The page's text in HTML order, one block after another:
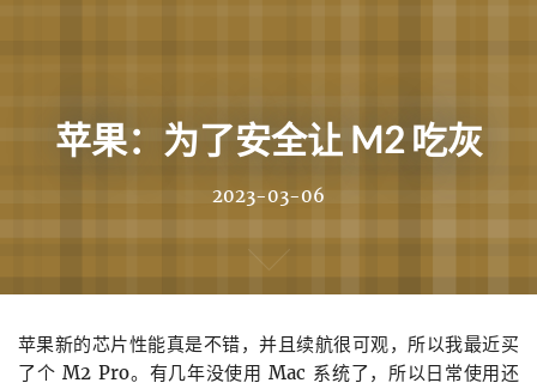
Archives
Ideas
Projects
About
苹果：为了安全让 M2 吃灰
2023-03-06
苹果新的芯片性能真是不错，并且续航很可观，所以我最近买
了个 M2 Pro。有几年没使用 Mac 系统了，所以日常使用还